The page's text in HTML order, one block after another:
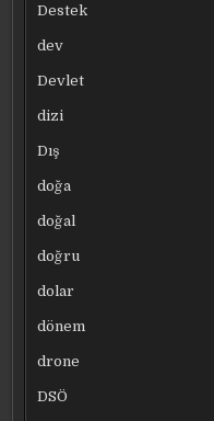
Destek
dev
Devlet
dizi
Dış
doğa
doğal
doğru
dolar
dönem
drone
DSÖ